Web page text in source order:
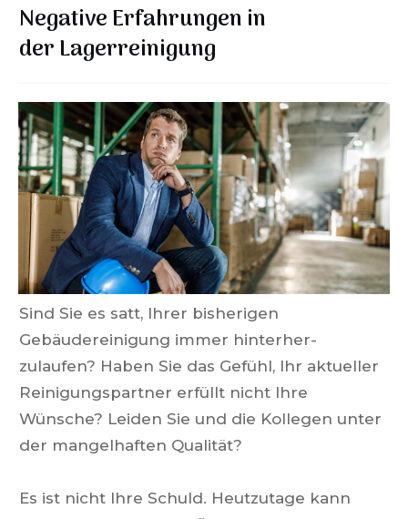
Negative Erfahrungen in
derLagerreinigung
Sind Sie es satt, Ihrer bisherigen
Gebäudereinigung immer hinterher-
zulaufen? Haben Sie das Gefühl, Ihr aktueller
Reinigungspartner erfüllt nicht Ihre
Wünsche? Leiden Sie und die Kollegen unter
der mangelhaften Qualität?
Es ist nicht Ihre Schuld. Heutzutage kann